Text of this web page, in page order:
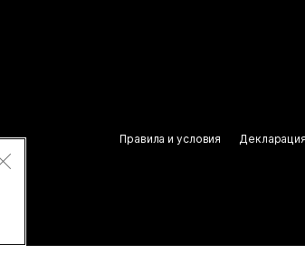
Правила и условия